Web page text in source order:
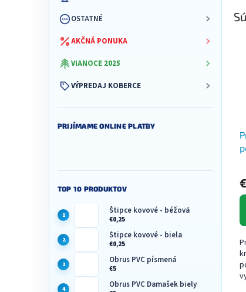
OSTATNÉ
AKČNÁ PONUKA
VIANOCE 2025
VÝPREDAJ KOBERCE
PRIJÍMAME ONLINE PLATBY
TOP 10 PRODUKTOV
Štipce kovové - béžová
€0,25
Štipce kovové - biela
€0,25
Obrus PVC písmená
€5
Obrus PVC Damašek biely